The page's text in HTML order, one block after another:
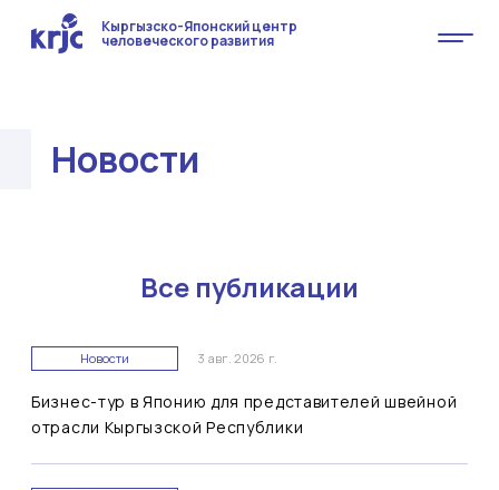
Кыргызско-Японский центр
человеческого развития
Новости
Все публикации
Новости 3 авг. 2026 г.
Бизнес-тур в Японию для представителей швейной
отрасли Кыргызской Республики